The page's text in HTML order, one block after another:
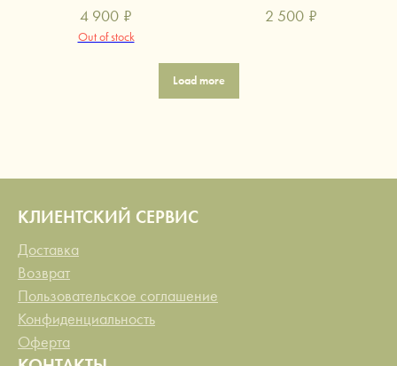
4 900 ₽
Out of stock
2 500 ₽
Load more
КЛИЕНТСКИЙ СЕРВИС
Доставка
Возврат
Пользовательское соглашение
Конфиденциальность
Оферта